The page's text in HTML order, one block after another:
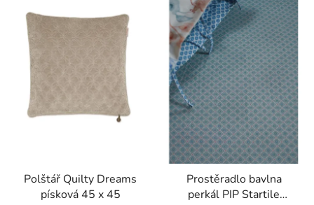
Polštář Quilty Dreams
písková 45 x 45
Prostěradlo bavlna
perkál PIP Startile